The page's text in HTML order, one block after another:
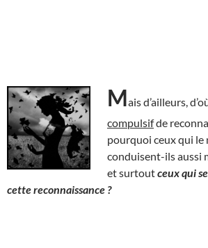
Mais d’ailleurs,
compulsifde
pourquoi ceux qui le
conduisent-ils aussi
et surtoutceux qui
cette reconnaissance ?